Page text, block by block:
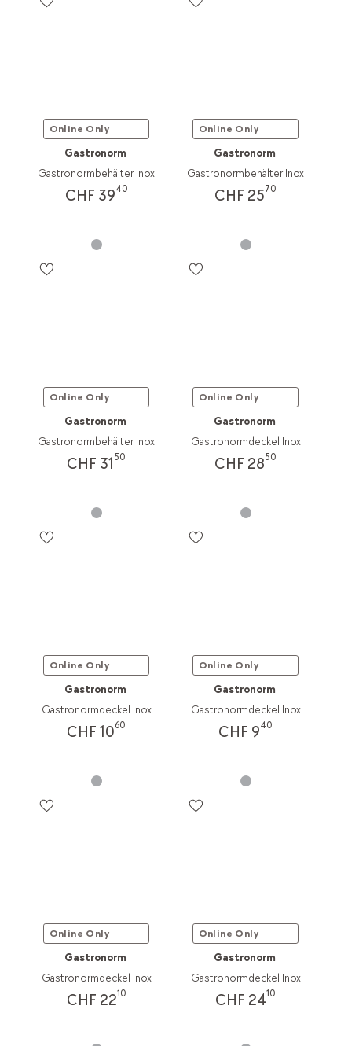
Online Only
Gastronorm
Gastronormbehälter Inox
CHF 3940
Online Only
Gastronorm
Gastronormbehälter Inox
CHF 2570
Online Only
Gastronorm
Gastronormbehälter Inox
CHF 31 50
Online Only
Gastronorm
Gastronormdeckel Inox
CHF 2850
Online Only
Gastronorm
Gastronormdeckel Inox
CHF 1060
Online Only
Gastronorm
Gastronormdeckel Inox
CHF 940
Online Only
Gastronorm
Gastronormdeckel Inox
CHF 2210
Online Only
Gastronorm
Gastronormdeckel Inox
CHF 2410